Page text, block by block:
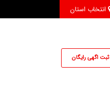
ثبت اگهی رایگان